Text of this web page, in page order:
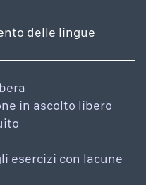
delle lingue
in ascolto libero
esercizi con lacune